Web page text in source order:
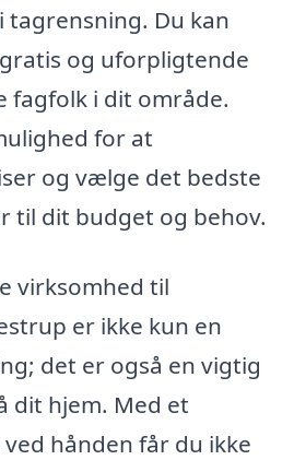
tagrensning. Du kan
og uforpligtende
fagfolk i dit område.
for at
og vælge det bedste
til dit budget og behov.
virksomhed til
er ikke kun en
det er også en vigtig
dit hjem. Med et
hånden får du ikke